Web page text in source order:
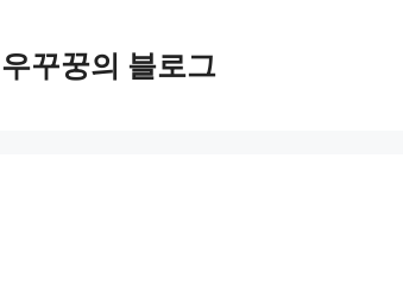
우꾸꿍의 블로그